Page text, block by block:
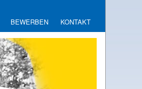
BEWERBEN KONTAKT